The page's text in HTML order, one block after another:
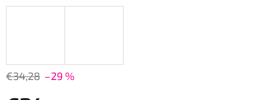
€34,28 –29 %